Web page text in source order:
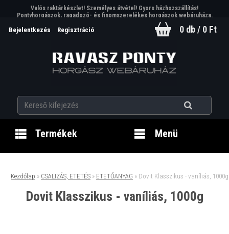
Valós raktárkészlet! Személyes átvétel! Gyors házhozszállítás!
Pontyhorgászok, ragadozó- és finomszerelékes horgászok webáruháza.
Bejelentkezés Regisztráció 0 db / 0 Ft
Termékek Menü
Kezdőlap » CSALIZÁS, ETETÉS » ETETŐANYAG » Dovit Klasszikus - vaníliás, 1000g
Dovit Klasszikus - vaníliás, 1000g